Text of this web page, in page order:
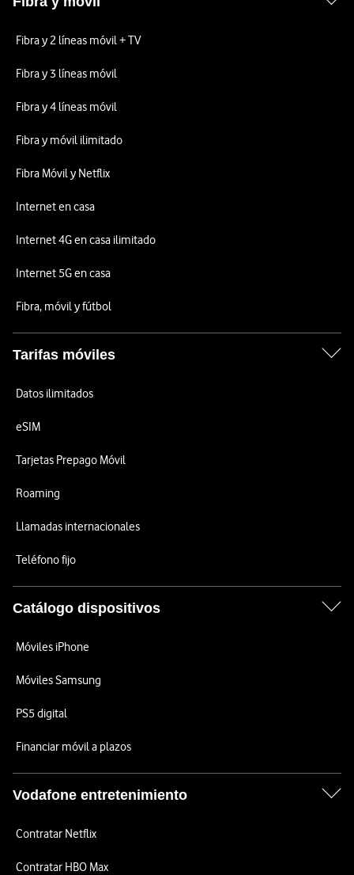
Fibra y 2 líneas móvil + TV
Fibra y 3 líneas móvil
Fibra y 4 líneas móvil
Fibra y móvil ilimitado
Fibra Móvil y Netflix
Internet en casa
Internet 4G en casa ilimitado
Internet 5G en casa
Fibra, móvil y fútbol
Tarifas móviles
Datos ilimitados
eSIM
Tarjetas Prepago Móvil
Roaming
Llamadas internacionales
Teléfono fijo
Catálogo dispositivos
Móviles iPhone
Móviles Samsung
PS5 digital
Financiar móvil a plazos
Vodafone entretenimiento
Contratar Netflix
Contratar HBO Max